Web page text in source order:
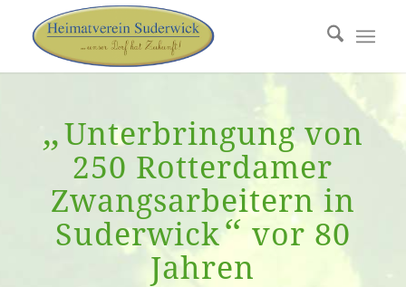
„Unterbringung von
250 Rotterdamer
Zwangsarbeitern in
Suderwick“ vor 80
Jahren